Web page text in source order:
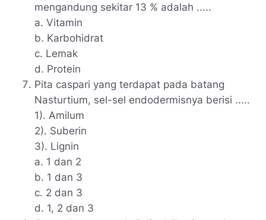
mengandung sekitar 13 % adalah .....
a. Vitamin
b. Karbohidrat
c. Lemak
d. Protein
Pita caspari yang terdapat pada batang
Nasturtium, sel-sel endodermisnya berisi .....
1). Amilum
2). Suberin
3). Lignin
a. 1 dan 2
b. 1 dan 3
c. 2 dan 3
d. 1, 2 dan 3